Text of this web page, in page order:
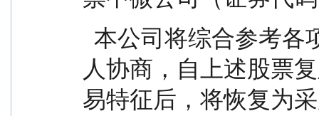
人协商，自上述股票
易特征后，将恢复为